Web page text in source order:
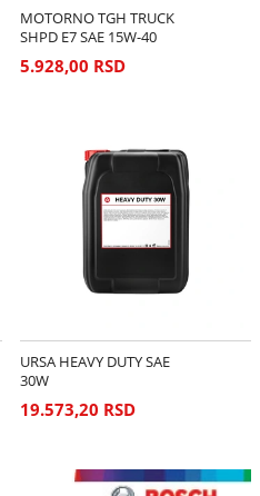
MOTORNO TGH TRUCK
SHPD E7 SAE 15W-40
5.928,00 RSD
URSA HEAVY DUTY SAE
30W
19.573,20 RSD